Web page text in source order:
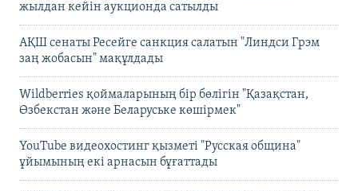
жылдан кейін аукционда сатылды
АҚШ сенаты Ресейге санкция салатын "Линдси Грэм
заң жобасын" мақұлдады
Wildberries қоймаларының бір бөлігін "Қазақстан,
Өзбекстан және Беларуське көшірмек"
YouTube видеохостинг қызметі "Русская община"
ұйымының екі арнасын бұғаттады